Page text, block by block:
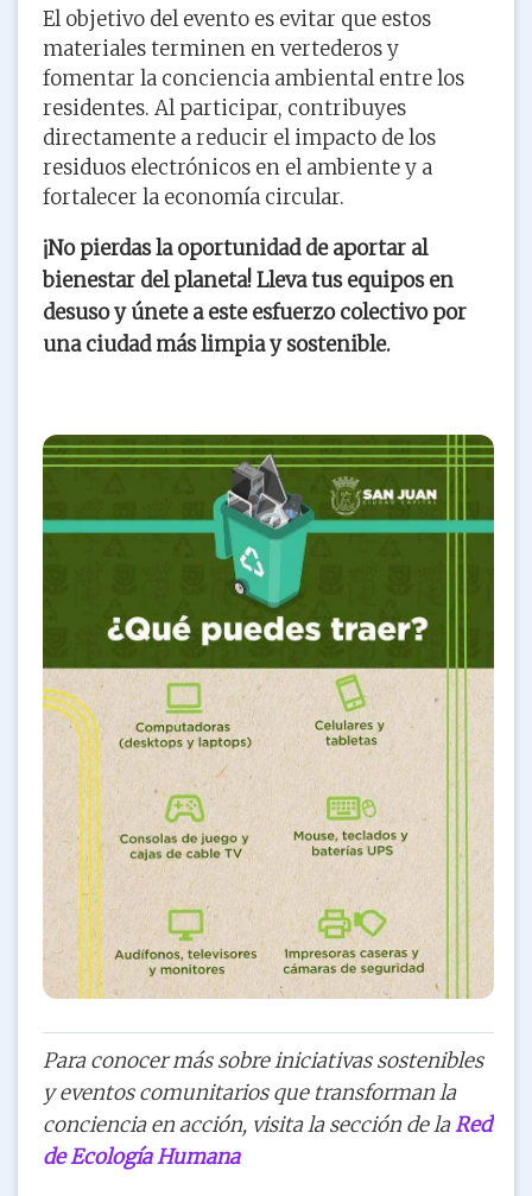
El objetivo del evento es evitar que estos
materiales terminen en vertederos y
fomentar la conciencia ambiental entre los
residentes. Al participar, contribuyes
directamente a reducir el impacto de los
residuos electrónicos en el ambiente y a
fortalecer la economía circular.
¡No pierdas la oportunidad de aportar al
bienestar del planeta! Lleva tus equipos en
desuso y únete a este esfuerzo colectivo por
una ciudad más limpia y sostenible.
Para conocer más sobre iniciativas sostenibles
y eventos comunitarios que transforman la
conciencia en acción, visita la sección de laRed
de Ecología Humana